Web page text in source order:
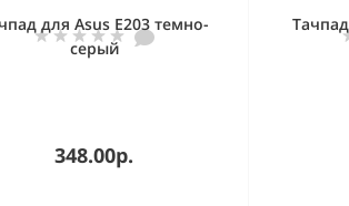
для Asus E203 темно-
серый
348.00р.